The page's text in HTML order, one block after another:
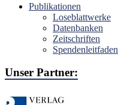
Publikationen
Loseblattwerke
Datenbanken
Zeitschriften
Spendenleitfaden
Unser Partner: